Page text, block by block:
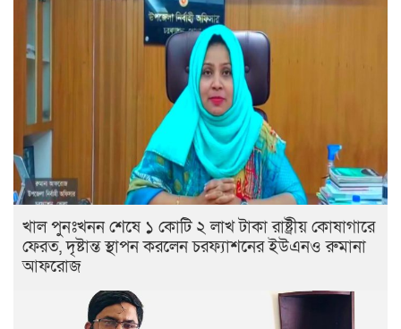
খাল পুনঃখনন শেষে ১ কোটি ২ লাখ টাকা রাষ্ট্রীয় কোষাগারে
ফেরত, দৃষ্টান্ত স্থাপন করলেন চরফ্যাশনের ইউএনও রুমানা
আফরোজ